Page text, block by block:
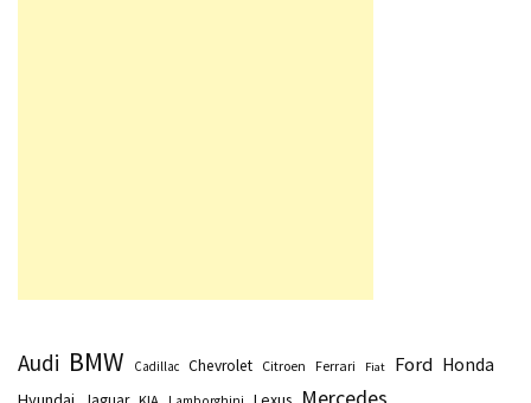
Audi BMW Cadillac Chevrolet Citroen Ferrari Fiat Ford Honda